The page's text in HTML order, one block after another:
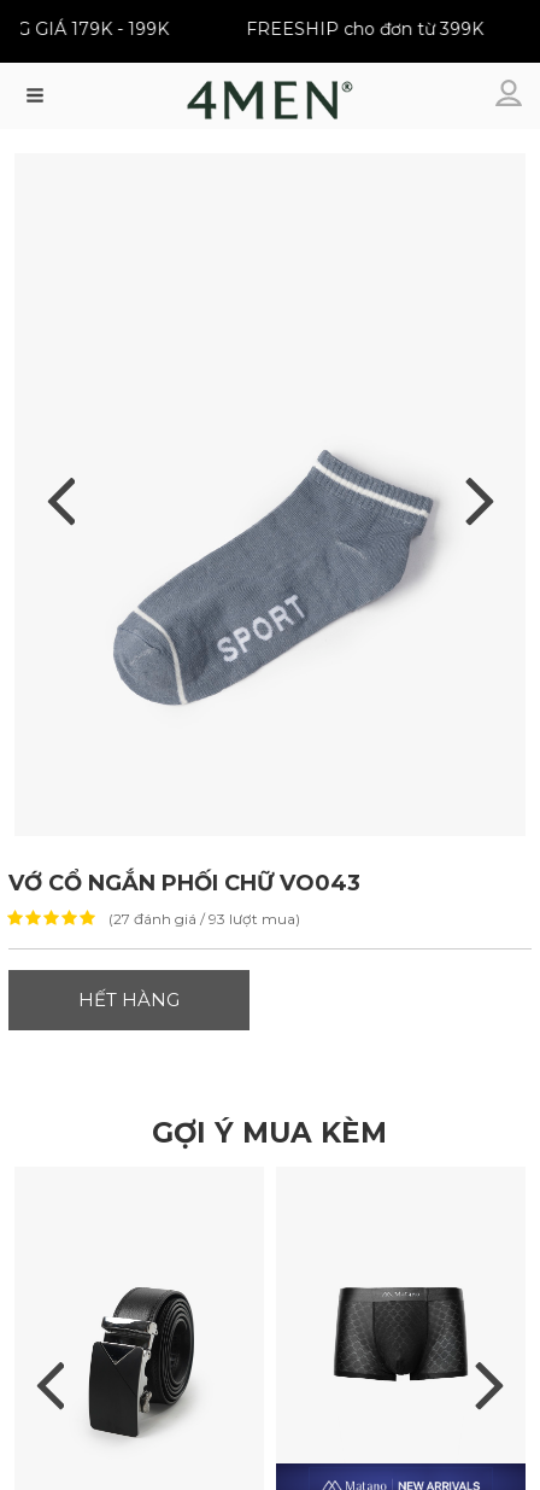
GIÁ 179K - 199K FREESHIP cho đơn từ 399K
VỚ CỔ NGẮN PHỐI CHỮ VO043
(27 đánh giá / 93 lượt mua)
HẾT HÀNG
GỢI Ý MUA KÈM